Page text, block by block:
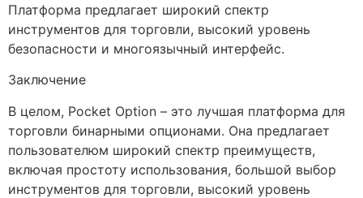
Платформа предлагает широкий спектр
инструментов для торговли, высокий уровень
безопасности и многоязычный интерфейс.
Заключение
В целом, Pocket Option – это лучшая платформа для
торговли бинарными опционами. Она предлагает
пользователюм широкий спектр преимуществ,
включая простоту использования, большой выбор
инструментов для торговли, высокий уровень